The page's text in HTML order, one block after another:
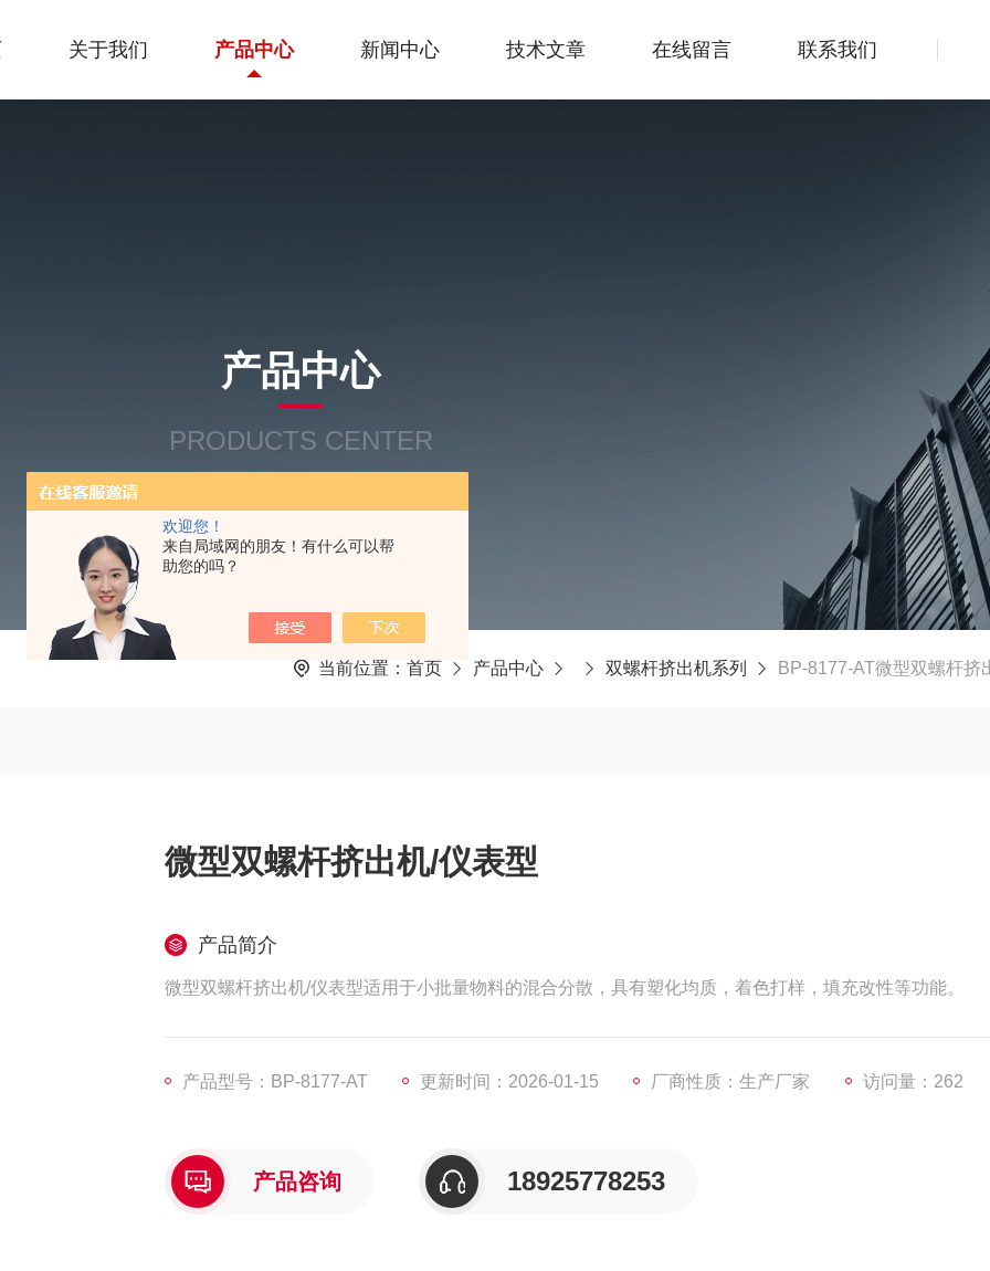
欢迎您！
来自局域网的朋友！有什么可以帮
助您的吗？
关于我们 产品中心 新闻中心 技术文章 在线留言 联系我们
产品中心
PRODUCTS CENTER
当前位置： 首页 产品中心 双螺杆挤出机系列 BP-8177-AT微型双螺杆挤
微型双螺杆挤出机/仪表型
产品简介
微型双螺杆挤出机/仪表型适用于小批量物料的混合分散，具有塑化均质，着色打样，填充改性等功能。
产品型号：BP-8177-AT 更新时间：2026-01-15 厂商性质：生产厂家 访问量：262
产品咨询 18925778253